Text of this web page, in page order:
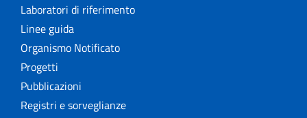
Laboratori di riferimento
Linee guida
Organismo Notificato
Progetti
Pubblicazioni
Registri e sorveglianze